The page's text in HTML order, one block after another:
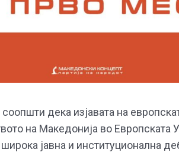
соопшти дека изјавата на
на Македонија во Европската
јавна и институционална